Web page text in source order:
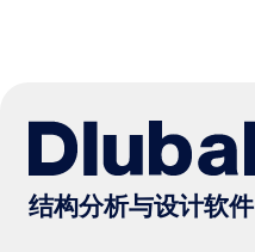
结构分析与设计软件